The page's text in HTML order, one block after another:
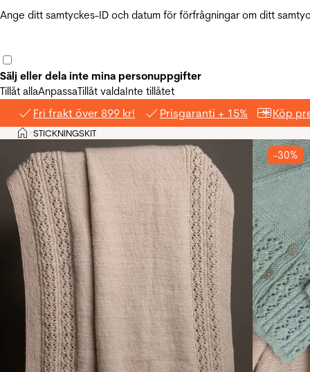
Ange ditt samtyckes-ID och datum för förfrågningar om ditt
Sälj eller dela inte mina personuppgifter
Tillåt allaAnpassaTillåt valdaInte tillåtet
Fri frakt över 899 kr! Prisgaranti + 15% Köp
Hem
>STICKNINGSKIT
-30%